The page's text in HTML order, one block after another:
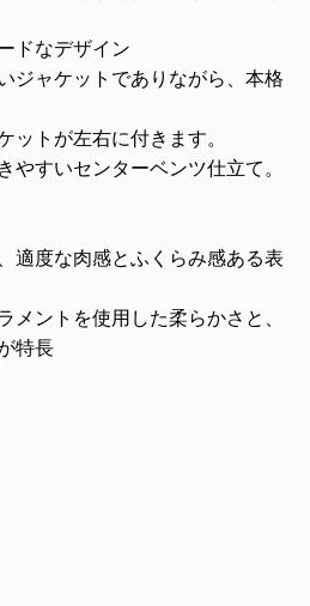
ドなデザイン
ジャケットでありながら、本格
ットが左右に付きます。
やすいセンターベンツ仕立て。
適度な肉感とふくらみ感ある表
メントを使用した柔らかさと、
特長